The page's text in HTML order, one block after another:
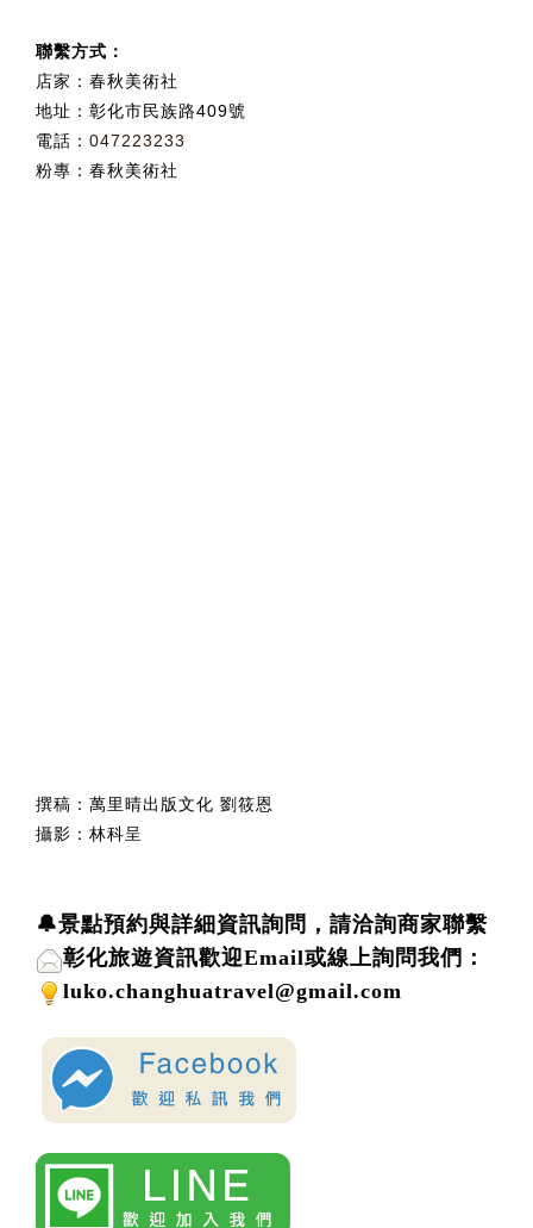
聯繫方式：
店家：春秋美術社
地址：彰化市民族路409號
電話： 047223233
粉專： 春秋美術社
撰稿：萬里晴出版文化 劉筱恩
攝影：林科呈
🔔景點預約與詳細資訊詢問，請洽詢商家聯繫
彰化旅遊資訊歡迎Email或線上詢問我們 ：
luko.changhuatravel@gmail.com